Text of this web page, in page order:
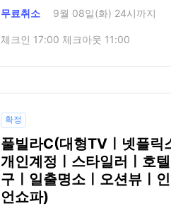
무료취소 9월 08일(화) 24시까지
체크인 17:00 체크아웃 11:00
확정
풀빌라C(대형TVㅣ넷플릭
개인계정ㅣ스타일러ㅣ호
구ㅣ일출명소ㅣ오션뷰ㅣ
언쇼파)